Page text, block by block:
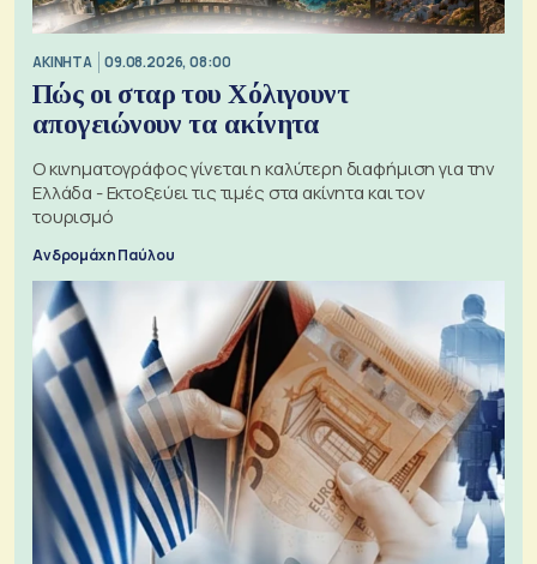
ΑΚΙΝΗΤΑ 09.08.2026, 08:00
Πώς οι σταρ του Χόλιγουντ
απογειώνουν τα ακίνητα
Ο κινηματογράφος γίνεται η καλύτερη διαφήμιση για την
Ελλάδα - Εκτοξεύει τις τιμές στα ακίνητα και τον
τουρισμό
Ανδρομάχη Παύλου